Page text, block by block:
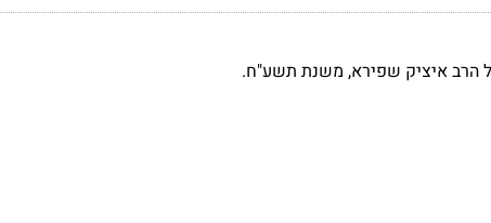
הרב איציק שפירא, משנת תשע"ח.